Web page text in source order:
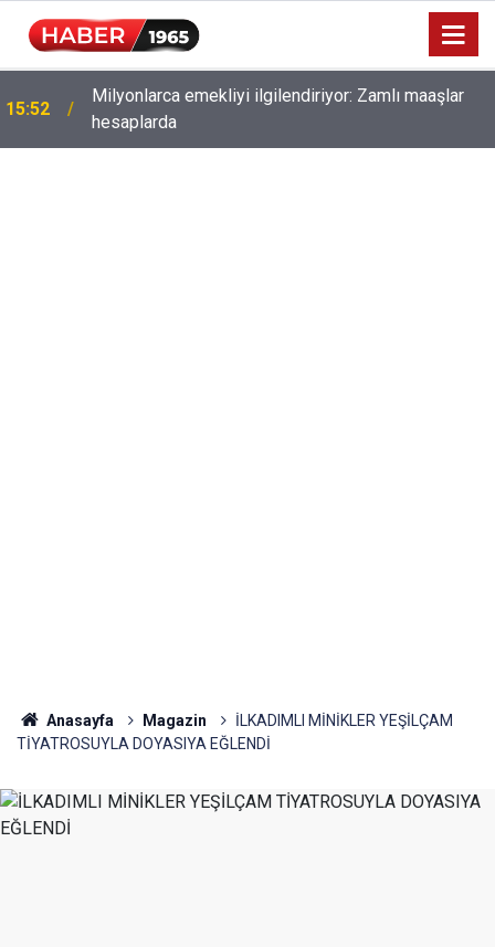
15:52
Milyonlarca emekliyi ilgilendiriyor: Zamlı maaşlar
hesaplarda
Anasayfa Magazin
İLKADIMLI MİNİKLER YEŞİLÇAM
TİYATROSUYLA DOYASIYA EĞLENDİ